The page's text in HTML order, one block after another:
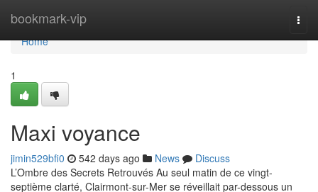
bookmark-vip
Home
Home
1
Maxi voyance
jimin529bfi0 542 days ago News
Discuss
L’Ombre des Secrets Retrouvés Au seul matin de ce vingt-
septième clarté, Clairmont-sur-Mer se réveillait par-dessous un